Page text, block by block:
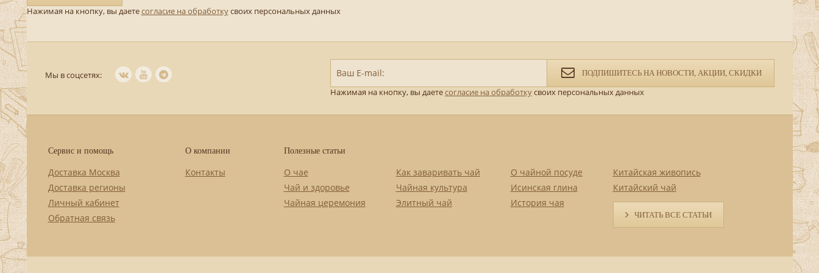
Нажимая на кнопку, вы даетесогласие на обработкусвоих персональных данных
Ваш E-mail: ПОДПИШИТЕСЬ НА НОВОСТИ, АКЦИИ, СКИДКИ
Нажимая на кнопку, вы даетесогласие на обработкусвоих персональных данных
Мы в соцсетях:
Сервис и помощь
Доставка Москва
Доставка регионы
Личный кабинет
Обратная связь
О компании
Контакты
Полезные статьи
О чае
Чай и здоровье
Чайная церемония
Как заваривать чай
Чайная культура
Элитный чай
О чайной посуде
Исинская глина
История чая
Китайская живопись
Китайский чай
ЧИТАТЬ ВСЕ СТАТЬИ